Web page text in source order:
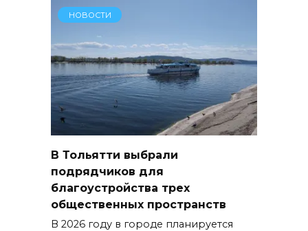
НОВОСТИ
В Тольятти выбрали
подрядчиков для
благоустройства трех
общественных пространств
В 2026 году в городе планируется